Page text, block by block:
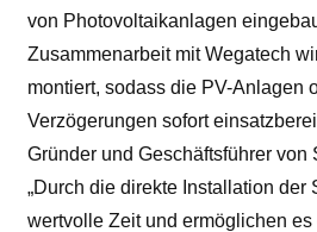
von Photovoltaikanlagen
Zusammenarbeit mit Wegatech
montiert, sodass die PV-Anlagen
Verzögerungen sofort
Gründer und Geschäftsführer von
„Durch die direkte Installation der
wertvolle Zeit und ermöglichen